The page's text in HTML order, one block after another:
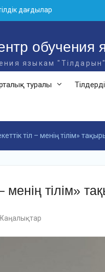
дағдылар
ОБЛЫСТЫҚ
обучения
языкам "Тілдарын"
туралы
тіл – менің тілім»
менің тілім»